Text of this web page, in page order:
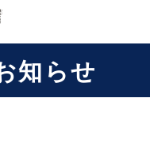
知らせ